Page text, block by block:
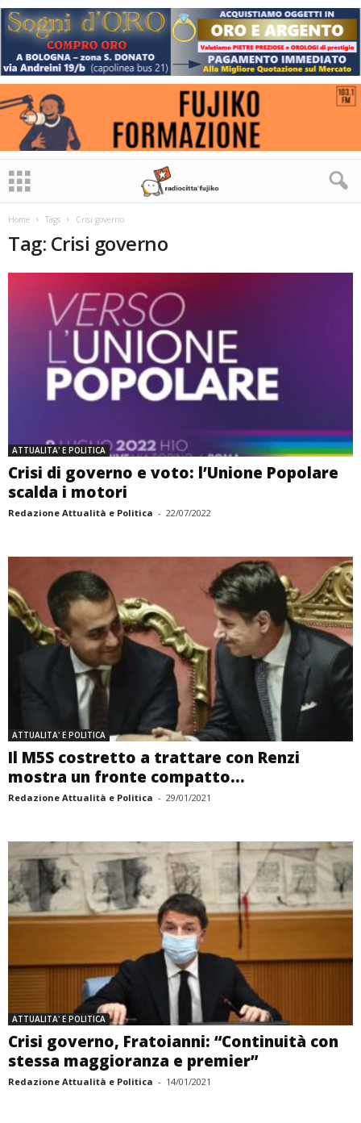
Home Tags Crisi governo
Tag: Crisi governo
ATTUALITA' E POLITICA
Crisi di governo e voto: l’Unione Popolare
scalda i motori
Redazione Attualità e Politica - 22/07/2022
ATTUALITA' E POLITICA
Il M5S costretto a trattare con Renzi
mostra un fronte compatto...
Redazione Attualità e Politica - 29/01/2021
ATTUALITA' E POLITICA
Crisi governo, Fratoianni: “Continuità con
stessa maggioranza e premier”
Redazione Attualità e Politica - 14/01/2021